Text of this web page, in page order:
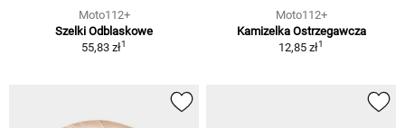
Moto112+
Szelki Odblaskowe
55,83 zł1
Moto112+
Kamizelka Ostrzegawcza
12,85 zł1